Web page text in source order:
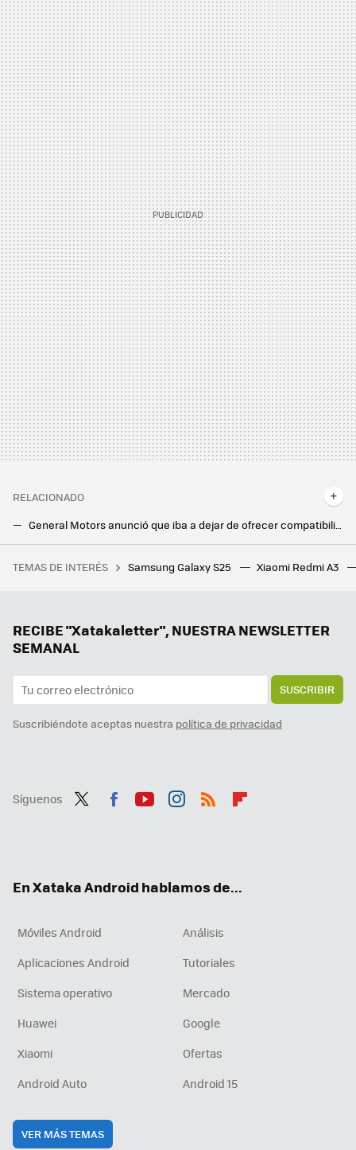
RELACIONADO
General Motors anunció que iba a dejar de ofrecer compatibilidad con Android Auto. Ahora parece estar pensándoselo de nuevo
Android Auto se lleva mal con Android 15: no podrás usarlo si tienes estos Google Pixel
Fue a una entrevista de trabajo de Apple y acabaron haciéndole preguntas sobre huevos, monedas y cajas vacías
TEMAS DE INTERÉS Samsung Galaxy S25 Xiaomi Redmi A3
RECIBE "Xatakaletter", NUESTRA NEWSLETTER
SEMANAL
SUSCRIBIR
Suscribiéndote aceptas nuestra política de privacidad
Síguenos
En Xataka Android hablamos de...
Móviles Android
Análisis
Aplicaciones Android
Tutoriales
Sistema operativo
Mercado
Huawei
Google
Xiaomi
Ofertas
Android Auto
Android 15
VER MÁS TEMAS